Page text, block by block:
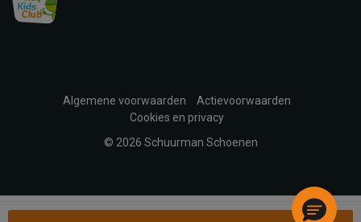
Algemene voorwaarden
Actievoorwaarden
Cookies en privacy
© 2026 Schuurman Schoenen